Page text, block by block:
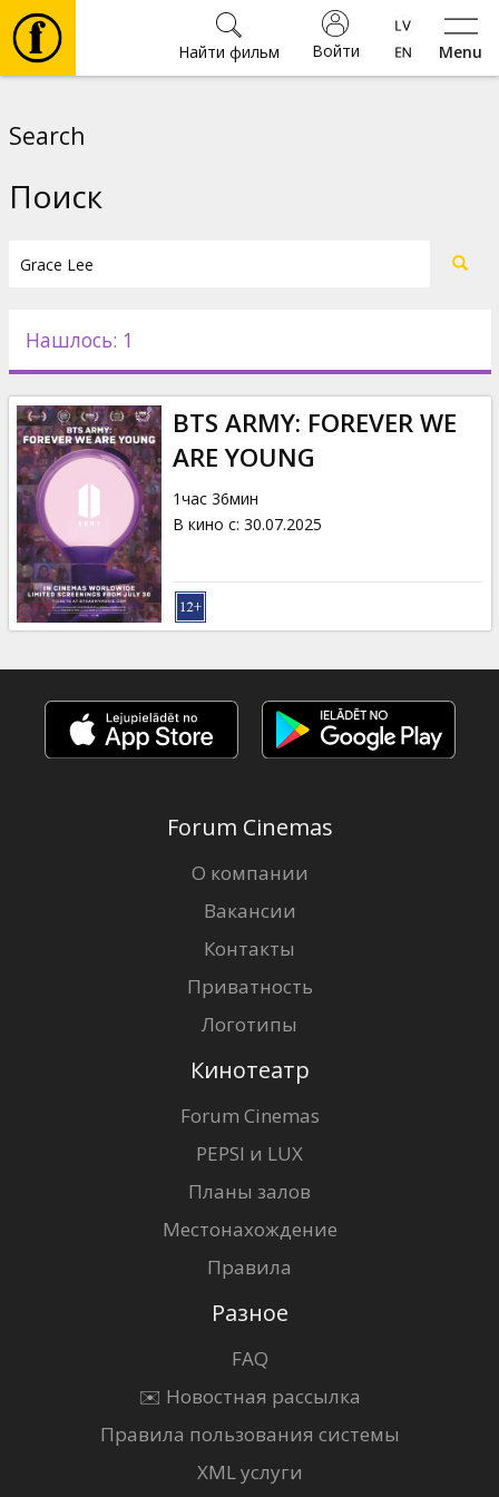
Menu
Войти
Найти фильм
Новости
Подарки
Кинозакуски
B2B
Клуб
Search
Поиск
Нашлось: 1
BTS ARMY: FOREVER WE
ARE YOUNG
1час 36мин
В кино с: 30.07.2025
Forum Cinemas
О компании
Вакансии
Контакты
Приватность
Логотипы
Кинотеатр
Forum Cinemas
PEPSI и LUX
Планы залов
Местонахождение
Правила
Разное
FAQ
✉️ Новостная рассылка
Правила пользования системы
XML услуги